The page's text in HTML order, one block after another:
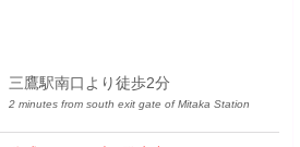
三鷹駅南口より徒歩2分
2 minutes from south exit gate of Mitaka Station